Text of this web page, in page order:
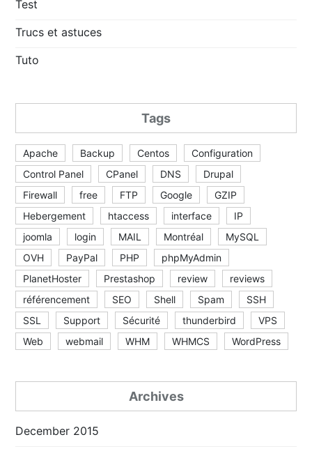
Test
Trucs et astuces
Tuto
Tags
Apache Backup Centos
Configuration
Control Panel
CPanel DNS
Drupal
Firewall
free FTP Google
GZIP
Hebergement
htaccess interface
IP
joomla
login MAIL Montréal
MySQL
OVH
PayPal PHP
phpMyAdmin
PlanetHoster
Prestashop review
reviews
référencement
SEO Shell Spam
SSH
SSL
Support Sécurité thunderbird
VPS
Web
webmail WHM WHMCS WordPress
Archives
December 2015